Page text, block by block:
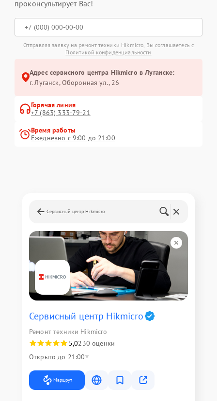
проконсультирует Вас!
Отправляя заявку на ремонт техники Hikmicro, Вы соглашаетесь с
Политикой конфиденциальности
Адрес сервисного центра Hikmicro в Луганске:
г. Луганск, Оборонная ул., 26
Горячая линия
+7 (863) 333-79-21
Время работы
Ежедневно с 9:00 до 21:00
Сервисный центр Hikmicro
Сервисный центр Hikmicro
Ремонт техники Hikmicro
5,0230 оценки
Открыто до 21:00
Маршрут